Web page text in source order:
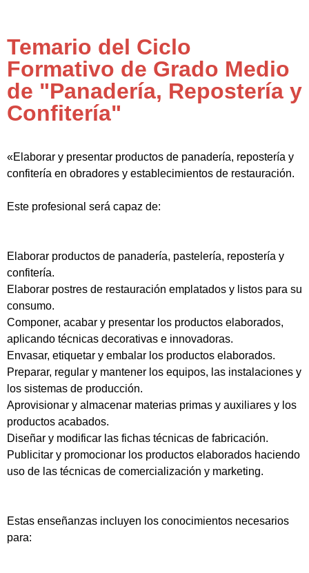
Temario del Ciclo
Formativo de Grado Medio
de "Panadería, Repostería y
Confitería"
«Elaborar y presentar productos de panadería, repostería y
confitería en obradores y establecimientos de restauración.
Este profesional será capaz de:
Elaborar productos de panadería, pastelería, repostería y
confitería.
Elaborar postres de restauración emplatados y listos para su
consumo.
Componer, acabar y presentar los productos elaborados,
aplicando técnicas decorativas e innovadoras.
Envasar, etiquetar y embalar los productos elaborados.
Preparar, regular y mantener los equipos, las instalaciones y
los sistemas de producción.
Aprovisionar y almacenar materias primas y auxiliares y los
productos acabados.
Diseñar y modificar las fichas técnicas de fabricación.
Publicitar y promocionar los productos elaborados haciendo
uso de las técnicas de comercialización y marketing.
Estas enseñanzas incluyen los conocimientos necesarios
para: